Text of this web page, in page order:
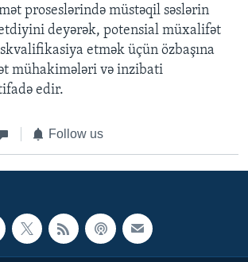
proseslərində müstəqil səslərin
deyərək, potensial müxalifət
etmək üçün özbaşına
mühakimələri və inzibati
edir.
Follow us